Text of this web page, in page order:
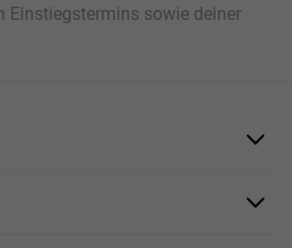
Einstiegstermins sowie deiner